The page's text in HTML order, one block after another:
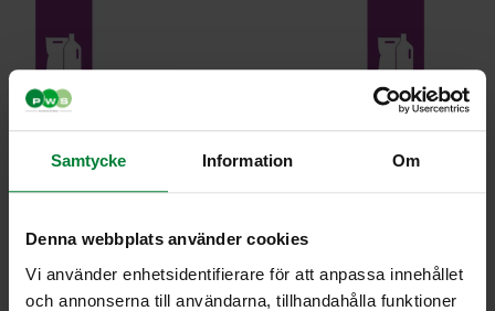
Samtycke Information Om
Denna webbplats använder cookies
Vi använder enhetsidentifierare för att anpassa innehållet
och annonserna till användarna, tillhandahålla funktioner